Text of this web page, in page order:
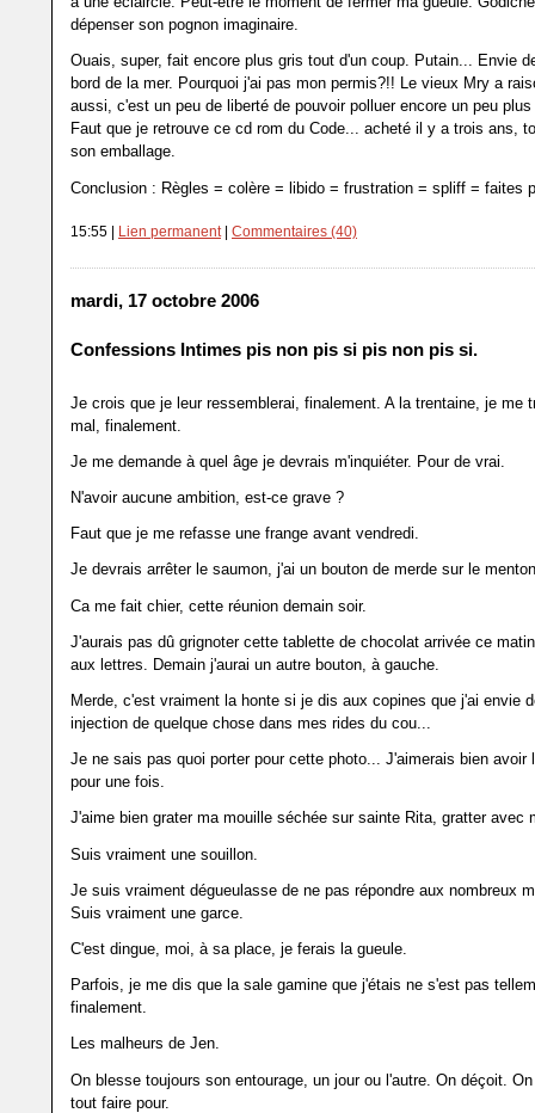
dépenser son pognon imaginaire.
Ouais, super, fait encore plus gris tout d'un coup. Putain... Envie
bord de la mer. Pourquoi j'ai pas mon permis?!! Le vieux Mry a
aussi, c'est un peu de liberté de pouvoir polluer encore un peu
Faut que je retrouve ce cd rom du Code... acheté il y a trois ans,
son emballage.
Conclusion : Règles = colère = libido = frustration = spliff = faites
15:55 | Lien permanent | Commentaires (40)
mardi, 17 octobre 2006
Confessions Intimes pis non pis si pis non pis si.
Je crois que je leur ressemblerai, finalement. A la trentaine, je me
mal, finalement.
Je me demande à quel âge je devrais m'inquiéter. Pour de vrai.
N'avoir aucune ambition, est-ce grave ?
Faut que je me refasse une frange avant vendredi.
Je devrais arrêter le saumon, j'ai un bouton de merde sur le
Ca me fait chier, cette réunion demain soir.
J'aurais pas dû grignoter cette tablette de chocolat arrivée ce
aux lettres. Demain j'aurai un autre bouton, à gauche.
Merde, c'est vraiment la honte si je dis aux copines que j'ai envie
injection de quelque chose dans mes rides du cou...
Je ne sais pas quoi porter pour cette photo... J'aimerais bien avoir
pour une fois.
J'aime bien grater ma mouille séchée sur sainte Rita, gratter avec
Suis vraiment une souillon.
Je suis vraiment dégueulasse de ne pas répondre aux nombreux
Suis vraiment une garce.
C'est dingue, moi, à sa place, je ferais la gueule.
Parfois, je me dis que la sale gamine que j'étais ne s'est pas
finalement.
Les malheurs de Jen.
On blesse toujours son entourage, un jour ou l'autre. On déçoit.
tout faire pour.